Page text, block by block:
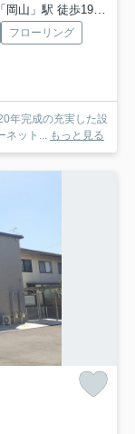
山」駅 徒歩19分
フローリング
年完成の充実した設
ット...
もっと見る